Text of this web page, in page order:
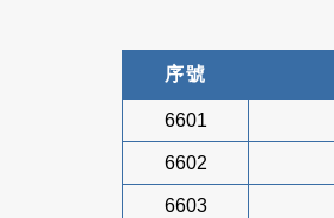
序號
6601
6602
6603